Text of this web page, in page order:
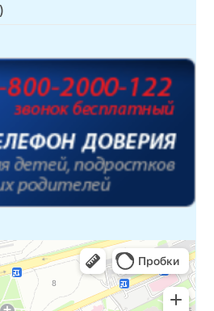
народов